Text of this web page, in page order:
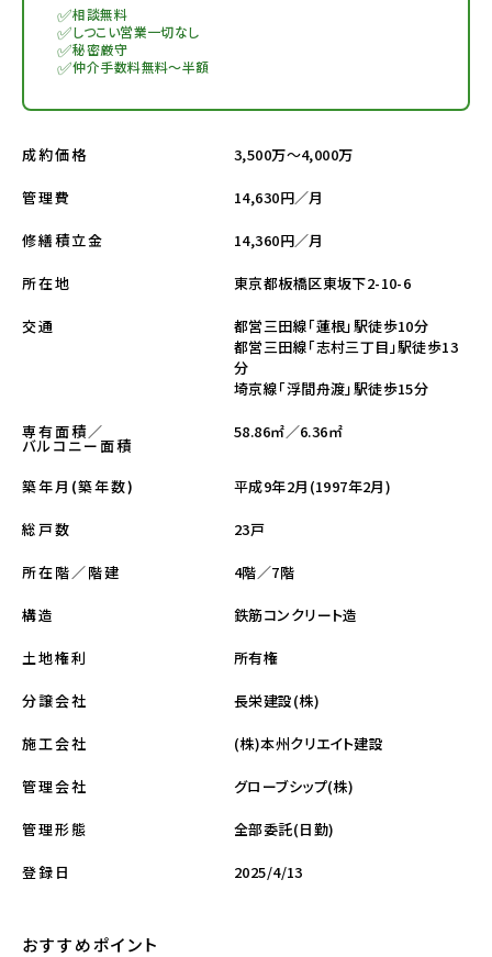
✅相談無料
✅しつこい営業一切なし
✅秘密厳守
✅仲介手数料無料～半額
成約価格 3,500万～4,000万
管理費 14,630円／月
修繕積立金 14,360円／月
所在地 東京都板橋区東坂下2-10-6
交通
都営三田線「蓮根」駅徒歩10分
都営三田線「志村三丁目」駅徒歩13
分
埼京線「浮間舟渡」駅徒歩15分
専有面積／
バルコニー面積
58.86㎡／6.36㎡
築年月(築年数) 平成9年2月(1997年2月)
総戸数 23戸
所在階／階建 4階／7階
構造 鉄筋コンクリート造
土地権利 所有権
分譲会社 長栄建設(株)
施工会社 (株)本州クリエイト建設
管理会社 グローブシップ(株)
管理形態 全部委託(日勤)
登録日 2025/4/13
おすすめポイント